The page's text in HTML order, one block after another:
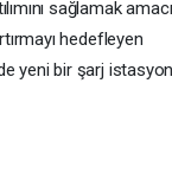
sağlamak
hedefleyen
yeni bir şarj